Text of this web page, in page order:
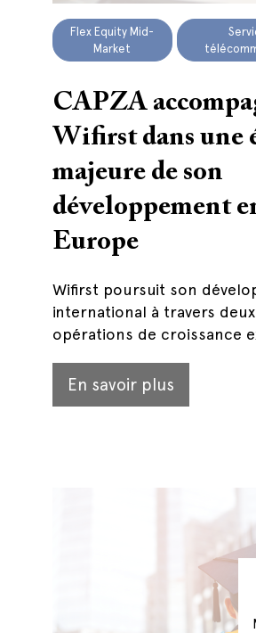
Flex Equity Mid-
Market
CAPZA
Wifirst dans une
majeure de son
développement
Europe
Wifirst poursuit son
international à travers
opérations de croissance
En savoir plus